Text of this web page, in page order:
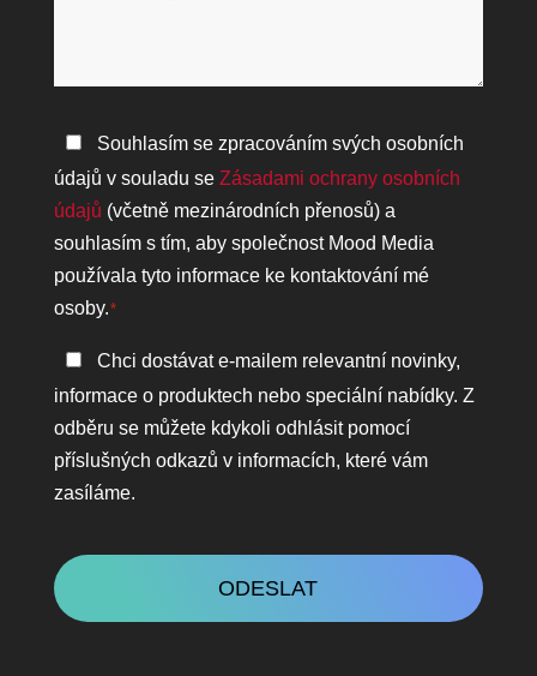
Zásady
ochrany
osobních
údajů
*
Souhlasím se zpracováním svých osobních
údajů v souladu se Zásadami ochrany osobních
údajů (včetně mezinárodních přenosů) a
souhlasím s tím, aby společnost Mood Media
používala tyto informace ke kontaktování mé
osoby.*
Zůstaňte
v
kontaktu
Chci dostávat e-mailem relevantní novinky,
informace o produktech nebo speciální nabídky. Z
odběru se můžete kdykoli odhlásit pomocí
příslušných odkazů v informacích, které vám
zasíláme.